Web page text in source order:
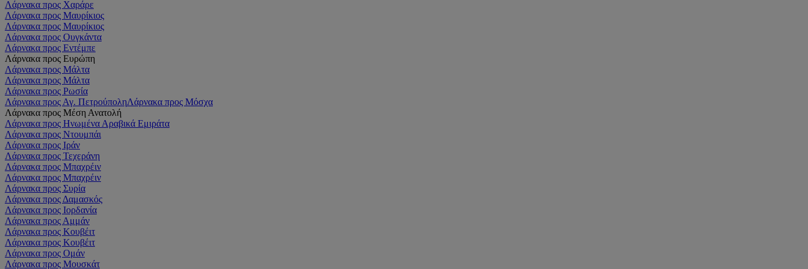
Λάρνακα προς Χαράρε
Λάρνακα προς Μαυρίκιος
Λάρνακα προς Μαυρίκιος
Λάρνακα προς Ουγκάντα
Λάρνακα προς Εντέμπε
Λάρνακα προς Ευρώπη
Λάρνακα προς Μάλτα
Λάρνακα προς Μάλτα
Λάρνακα προς Ρωσία
Λάρνακα προς Αγ. ΠετρούποληΛάρνακα προς Μόσχα
Λάρνακα προς Μέση Ανατολή
Λάρνακα προς Ηνωμένα Αραβικά Εμιράτα
Λάρνακα προς Ντουμπάι
Λάρνακα προς Ιράν
Λάρνακα προς Τεχεράνη
Λάρνακα προς Μπαχρέιν
Λάρνακα προς Μπαχρέιν
Λάρνακα προς Συρία
Λάρνακα προς Δαμασκός
Λάρνακα προς Ιορδανία
Λάρνακα προς Αμμάν
Λάρνακα προς Κουβέιτ
Λάρνακα προς Κουβέιτ
Λάρνακα προς Ομάν
Λάρνακα προς Μουσκάτ